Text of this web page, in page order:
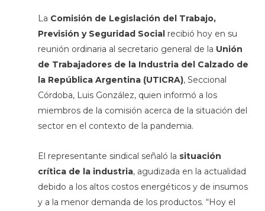
La Comisión de Legislación del Trabajo,
Previsión y Seguridad Socialrecibió hoy en su
reunión ordinaria al secretario general de la Unión
de Trabajadores de la Industria del Calzado de
la República Argentina (UTICRA), Seccional
Córdoba, Luis González, quien informó a los
miembros de la comisión acerca de la situación del
sector en el contexto de la pandemia.
El representante sindical señaló la situación
crítica de la industria, agudizada en la actualidad
debido a los altos costos energéticos y de insumos
y a la menor demanda de los productos. “Hoy el